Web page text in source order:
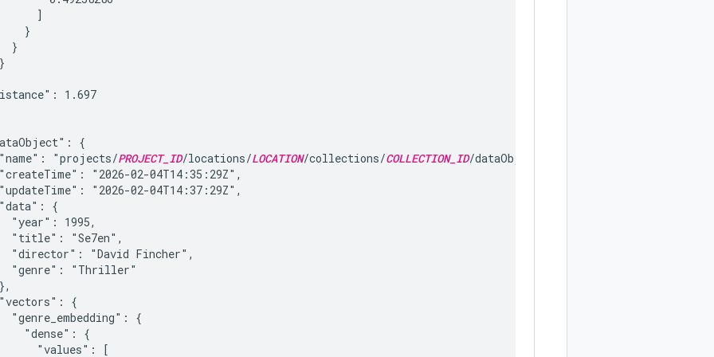
]
}
}
1.697
{
"projects/
PROJECT_ID/locations/LOCATION/collections/COLLECTION_ID/dataObjects/2",
"2026-02-04T14:35:29Z",
"2026-02-04T14:37:29Z",
{
"year": 1995,
"title": "Se7en",
"director": "David Fincher",
"genre": "Thriller"
{
"genre_embedding": {
"dense": {
"values": [